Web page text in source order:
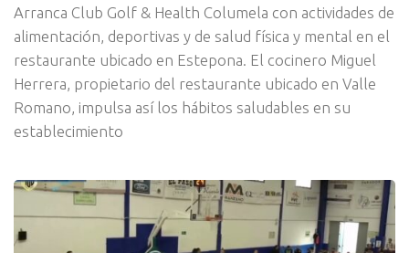
Arranca Club Golf & Health Columela con actividades de
alimentación, deportivas y de salud física y mental en el
restaurante ubicado en Estepona. El cocinero Miguel
Herrera, propietario del restaurante ubicado en Valle
Romano, impulsa así los hábitos saludables en su
establecimiento